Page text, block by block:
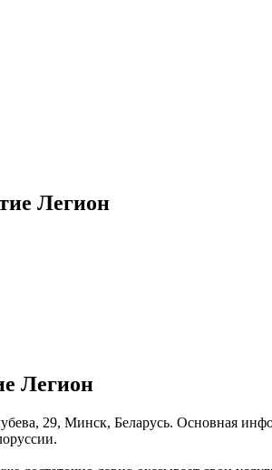
Легион
Легион
29, Минск, Беларусь. Основная